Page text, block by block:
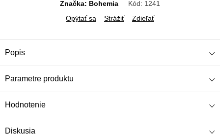
Značka: Bohemia Kód: 1241
Opýtať sa
Strážiť Zdieľať
Popis
Parametre produktu
Hodnotenie
Diskusia